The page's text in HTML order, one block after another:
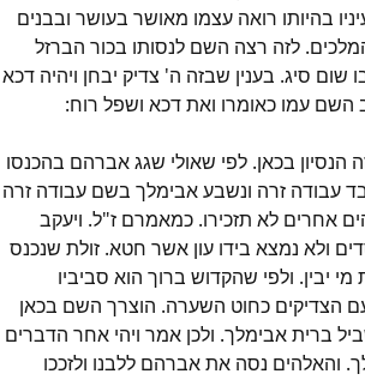
בהיותו רואה עצמו מאושר בעושר ובבנים
לזה רצה השם לנסותו בכור הברזל
סיג. בענין שבזה ה' צדיק יבחן ויהיה דכא
עמו כאומרו ואת דכא ושפל רוח:
הנסיון בכאן. לפי שאולי שגג אברהם בהכנסו
עבודה זרה ונשבע אבימלך בשם עבודה זרה
אחרים לא תזכירו. כמאמרם ז"ל. ויעקב
ולא נמצא בידו עון אשר חטא. זולת שנכנס
יבין. ולפי שהקדוש ברוך הוא סביביו
הצדיקים כחוט השערה. הוצרך השם בכאן
ברית אבימלך. ולכן אמר ויהי אחר הדברים
והאלהים נסה את אברהם ללבנו ולזככו